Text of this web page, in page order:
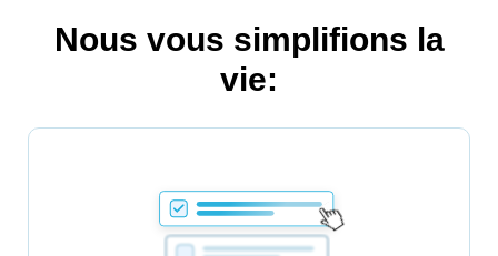
Nous vous simplifions la
vie: